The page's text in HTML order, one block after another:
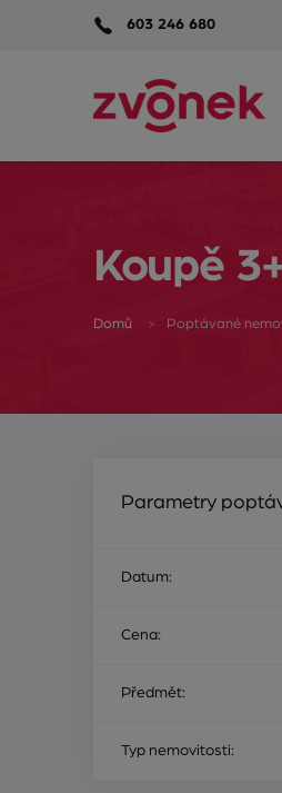
603 246 680
Koupě
Domů Poptávané
Parametry
Datum:
Cena:
Předmět:
Typ nemovitosti: